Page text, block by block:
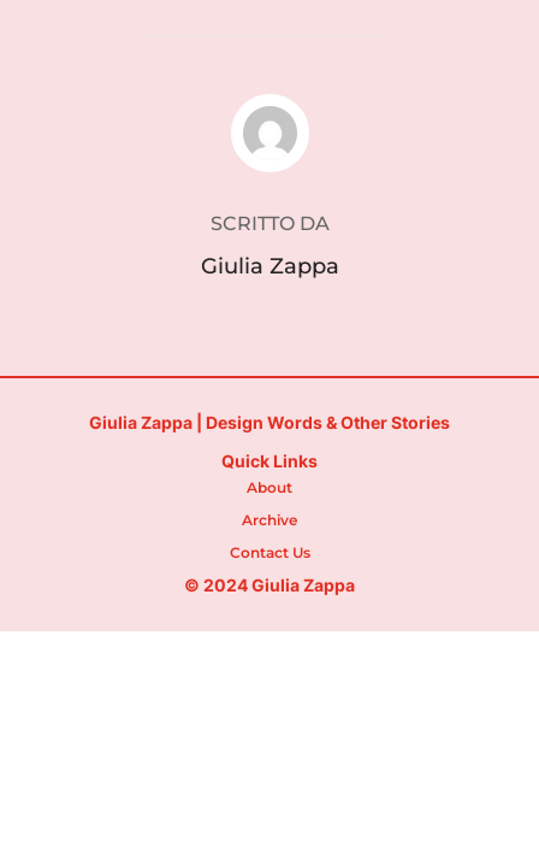
AUTORE DELL'ARTICOLO
SCRITTO DA
Giulia Zappa
Giulia Zappa | Design Words & Other Stories
Quick Links
About
Archive
Contact Us
© 2024 Giulia Zappa